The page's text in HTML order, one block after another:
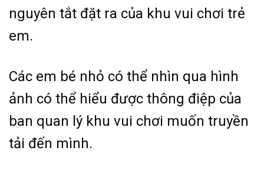
nguyên tắt đặt ra của khu vui chơi trẻ
em.
Các em bé nhỏ có thể nhìn qua hình
ảnh có thể hiểu được thông điệp của
ban quan lý khu vui chơi muốn truyền
tải đến mình.